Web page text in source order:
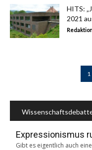
HITS:
2021
1
Expressionismus
Gibt es eigentlich auch